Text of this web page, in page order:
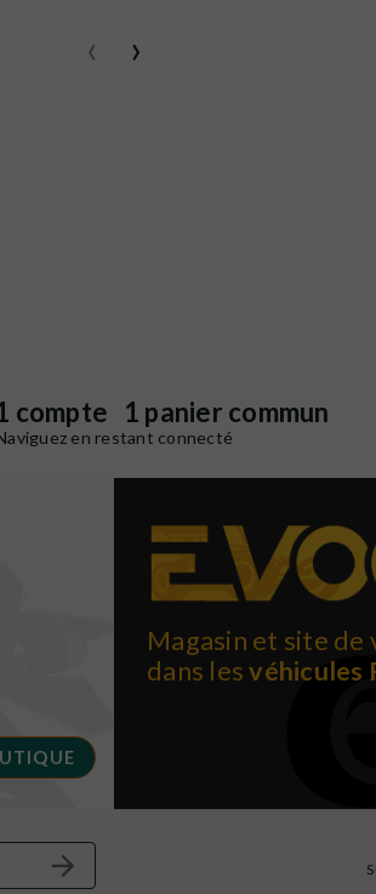
‹ ›
compte 1 panier commun
en restant connecté
Magasin et site de
dans lesvéhicules